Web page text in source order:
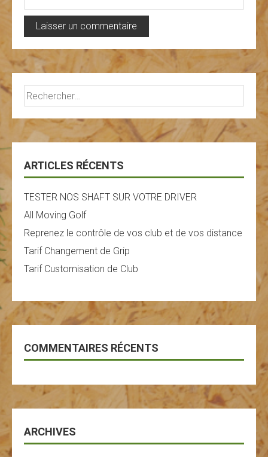
Rechercher :
ARTICLES RÉCENTS
TESTER NOS SHAFT SUR VOTRE DRIVER
All Moving Golf
Reprenez le contrôle de vos club et de vos distance
Tarif Changement de Grip
Tarif Customisation de Club
COMMENTAIRES RÉCENTS
ARCHIVES